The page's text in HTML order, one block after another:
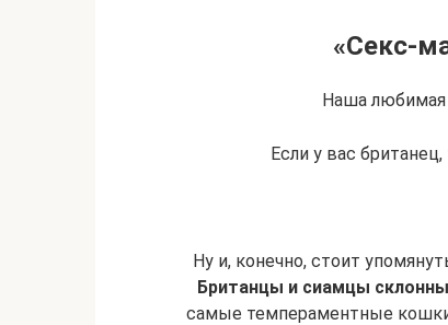
«Секс-
Наша любимая
Если у вас британец,
Ну и, конечно, стоит
Британцы и сиамцы
самые темпераментные